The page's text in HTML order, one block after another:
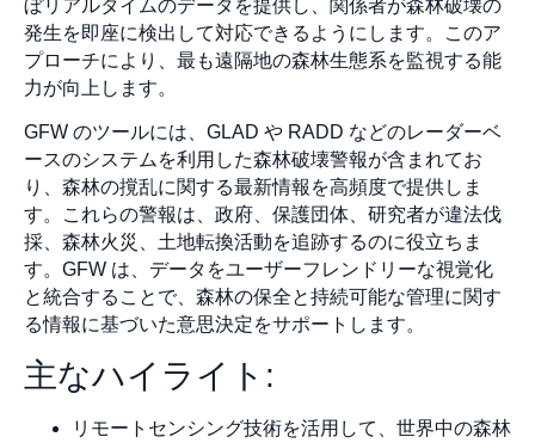
ぼリアルタイムのデータを提供し、関係者が森林破壊の
発生を即座に検出して対応できるようにします。このア
プローチにより、最も遠隔地の森林生態系を監視する能
力が向上します。
GFW のツールには、GLAD や RADD などのレーダーベ
ースのシステムを利用した森林破壊警報が含まれてお
り、森林の撹乱に関する最新情報を高頻度で提供しま
す。これらの警報は、政府、保護団体、研究者が違法伐
採、森林火災、土地転換活動を追跡するのに役立ちま
す。GFW は、データをユーザーフレンドリーな視覚化
と統合することで、森林の保全と持続可能な管理に関す
る情報に基づいた意思決定をサポートします。
主なハイライト:
リモートセンシング技術を活用して、世界中の森林